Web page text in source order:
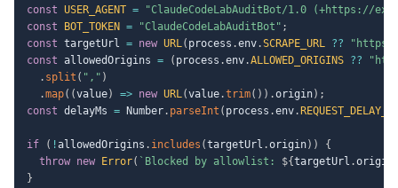
const USER_AGENT =
"ClaudeCodeLabAuditBot/1.0 (+https://
const
BOT_TOKEN = "ClaudeCodeLabAuditBot" ;
const targetUrl = new URL( process .env.SCRAPE_URL ??
const allowedOrigins = ( process .env.ALLOWED_ORIGINS ??
. split ( "," )
.map( (value) => new URL(value.trim( ) ) .origin) ;
const delayMs = Number. parseInt ( process .env.
if ( !allowedOrigins . includes (targetUrl .origin) )
{
throw new Error( ` Blocked by allowlist: ${targetUrl .origin
}